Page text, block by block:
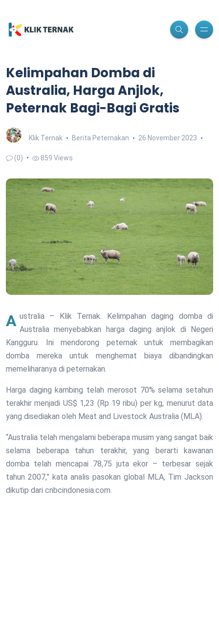
Kelimpahan Domba di
Australia, Harga Anjlok,
Peternak Bagi-Bagi Gratis
Klik Ternak Berita Peternakan 26 November 2023
(0) 859 Views
Australia – Klik Ternak. Kelimpahan daging domba di Australia menyebabkan harga daging anjlok di Negeri
Kangguru. Ini mendorong peternak untuk membagikan
domba mereka untuk menghemat biaya dibandingkan
memeliharanya di peternakan.
Harga daging kambing telah merosot 70% selama setahun
terakhir menjadi US$ 1,23 (Rp 19 ribu) per kg, menurut data
yang disediakan oleh Meat and Livestock Australia (MLA).
“Australia telah mengalami beberapa musim yang sangat baik
selama beberapa tahun terakhir, yang berarti kawanan
domba telah mencapai 78,75 juta ekor – terbesar sejak
tahun 2007,” kata analis pasokan global MLA, Tim Jackson
dikutip dari cnbcindonesia.com.